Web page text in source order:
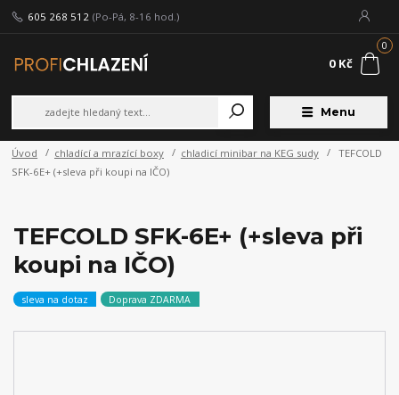
Menu
605 268 512 (Po-Pá, 8-16 hod.)
0
0 Kč
Úvod chladící a mrazící boxy chladicí minibar na KEG sudy
TEFCOLD
SFK-6E+ (+sleva při koupi na IČO)
TEFCOLD SFK-6E+ (+sleva při
koupi na IČO)
sleva na dotaz Doprava ZDARMA